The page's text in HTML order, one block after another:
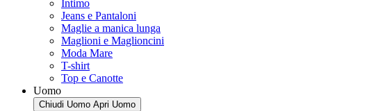
Intimo
Jeans e Pantaloni
Maglie a manica lunga
Maglioni e Maglioncini
Moda Mare
T-shirt
Top e Canotte
Uomo
Chiudi Uomo Apri Uomo